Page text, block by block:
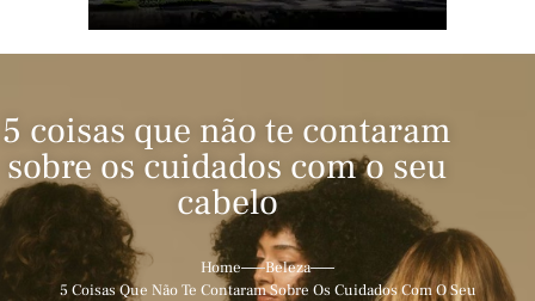
5 coisas que não te contaram
sobre os cuidados com o seu
cabelo
Home
Beleza
5 Coisas Que Não Te Contaram Sobre Os Cuidados Com O Seu